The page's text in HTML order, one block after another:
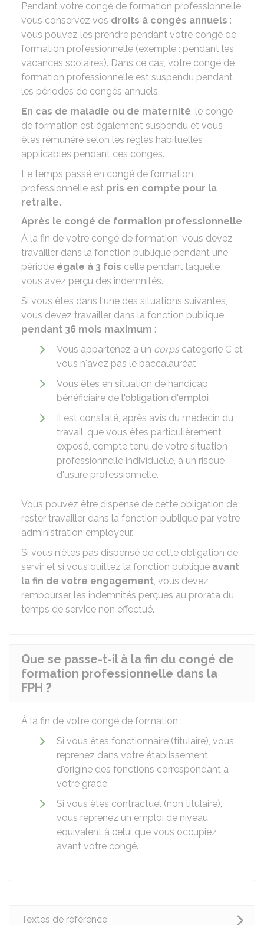
Pendant votre congé de formation professionnelle,
vous conservez vos droits à congés annuels :
vous pouvez les prendre pendant votre congé de
formation professionnelle (exemple : pendant les
vacances scolaires). Dans ce cas, votre congé de
formation professionnelle est suspendu pendant
les périodes de congés annuels.
En cas de maladie ou de maternité, le congé
de formation est également suspendu et vous
êtes rémunéré selon les règles habituelles
applicables pendant ces congés.
Le temps passé en congé de formation
professionnelle est pris en compte pour la
retraite.
Après le congé de formation professionnelle
À la fin de votre congé de formation, vous devez
travailler dans la fonction publique pendant une
période égale à 3 fois celle pendant laquelle
vous avez perçu des indemnités.
Si vous êtes dans l'une des situations suivantes,
vous devez travailler dans la fonction publique
pendant 36 mois maximum :
Vous appartenez à un corpscatégorie C et
vous n'avez pas le baccalauréat
Vous êtes en situation de handicap
bénéficiaire de l'obligation d'emploi
Il est constaté, après avis du médecin du
travail, que vous êtes particulièrement
exposé, compte tenu de votre situation
professionnelle individuelle, à un risque
d'usure professionnelle.
Vous pouvez être dispensé de cette obligation de
rester travailler dans la fonction publique par votre
administration employeur.
Si vous n'êtes pas dispensé de cette obligation de
servir et si vous quittez la fonction publique avant
la fin de votre engagement, vous devez
rembourser les indemnités perçues au prorata du
temps de service non effectué.
Que se passe-t-il à la fin du congé de
formation professionnelle dans la
FPH ?
À la fin de votre congé de formation :
Si vous êtes fonctionnaire (titulaire), vous
reprenez dans votre établissement
d'origine des fonctions correspondant à
votre grade.
Si vous êtes contractuel (non titulaire),
vous reprenez un emploi de niveau
équivalent à celui que vous occupiez
avant votre congé.
Textes de référence